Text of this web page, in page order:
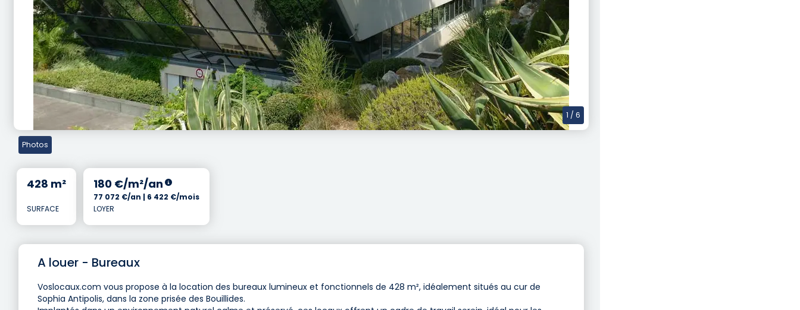
1 / 6
Photos
428 m²
SURFACE
180 €/m²/an
77 072 €/an | 6 422 €/mois
LOYER
A louer - Bureaux
Voslocaux.com vous propose à la location des bureaux lumineux et fonctionnels de 428 m², idéalement situés au cur de
Sophia Antipolis, dans la zone prisée des Bouillides.